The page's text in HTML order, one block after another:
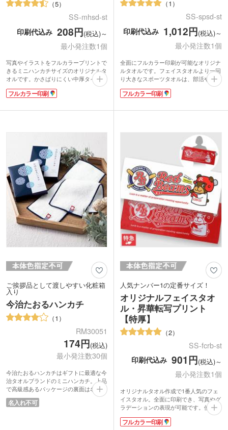
5
SS-mhsd-st
印刷代込み 208円(税込)～
最小発注数1個
写真やイラストをフルカラープリントで
きるミニハンカチサイズのオリジナルタ
オルです。かさばりにくい中厚タイプ。
携帯しやすいポケットサイズで展示会や
イベントのノベルティにおすすめです。
園記念品としても人気があります。
しているので実用性も抜群です。表示価
格は印刷代込みの格安価格！フルカラー
のデザインも1色のデザインも同価格で
ご案内。1枚からご注文いただけます。
フルカラー印刷
1
SS-spsd-st
印刷代込み 1,012円(税込)～
最小発注数1個
全面にフルカラー印刷が可能なオリジナ
ルタオルです。フェイスタオルより一回
り大きなスポーツタオルは、部活やトレ
ーニングの汗拭きタオルにぴったり。肩
に掛けて日焼けや防寒対策のアイテムと
ントのオリジナルグッズにもおすすめで
クロファイバー素材、裏面に吸水性のあ
るコットン素材を使用しています。表示
価格は印刷代こみの安心価格！1色もフ
ルカラーも同じ価格でご対応。1個から
ご注文いただけます。
フルカラー印刷
ご挨拶品として渡しやすい化粧箱
入り
今治たおるハンカチ
1
RM30051
174円(税込)
最小発注数30個
今治たおるハンカチはギフトに最適な今
治タオルブランドのミニハンカチ。上品
で高級感あるパッケージの裏面は名刺や
ショップカードが差し込める切り込みが
入っています。ポストインできるサイズ
名入れ不可
人気ナンバー1の定番サイズ！
オリジナルフェイスタオ
ル・昇華転写プリント
【特厚】
2
SS-fcrb-st
印刷代込み 901円(税込)～
最小発注数1個
オリジナルタオル作成で1番人気のフェ
イスタオル。全面に印刷でき、写真やグ
ラデーションの表現が可能です。使い勝
手の良い定番サイズは、部活のチームタ
オルや応援グッズ、卒業記念品、アーテ
フルカラー印刷